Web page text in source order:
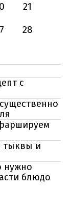
21
28
с
тыквы и
нужно
блюдо